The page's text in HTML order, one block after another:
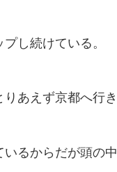
し続けている。
あえず京都へ行
るからだが頭の